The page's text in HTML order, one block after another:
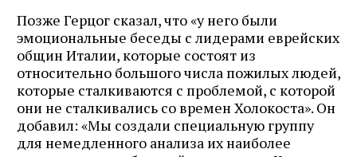
Позже Герцог сказал, что «у него были
эмоциональные беседы с лидерами еврейских
общин Италии, которые состоят из
относительно большого числа пожилых людей,
которые сталкиваются с проблемой, с которой
они не сталкивались со времен Холокоста». Он
добавил: «Мы создали специальную группу
для немедленного анализа их наиболее